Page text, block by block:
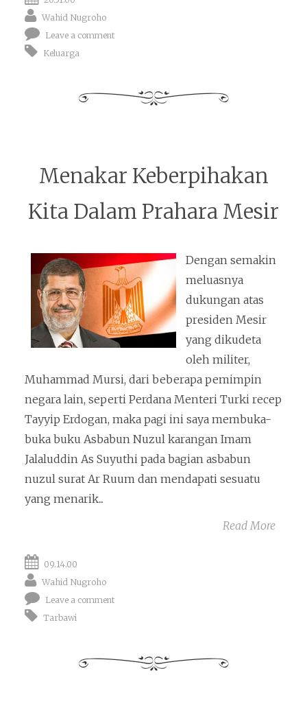
Wahid Nugroho
Leave a comment
Keluarga
Menakar Keberpihakan
Kita Dalam Prahara Mesir
Dengan semakin
meluasnya
dukungan atas
presiden Mesir
yang dikudeta
oleh militer,
Muhammad Mursi, dari beberapa pemimpin
negara lain, seperti Perdana Menteri Turki recep
Tayyip Erdogan, maka pagi ini saya membuka-
buka buku Asbabun Nuzul karangan Imam
Jalaluddin As Suyuthi pada bagian asbabun
nuzul surat Ar Ruum dan mendapati sesuatu
yang menarik...
Read More
09.14.00
Wahid Nugroho
Leave a comment
Tarbawi